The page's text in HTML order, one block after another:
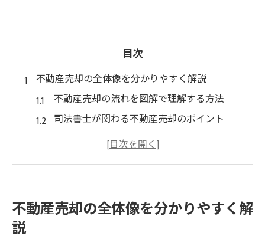
目次
不動産売却の全体像を分かりやすく解説
不動産売却の流れを図解で理解する方法
司法書士が関わる不動産売却のポイント
売主視点で見た不動産売却の全体像解説
納得できる不動産売却提案の見極め方
不動産売却提案書テンプレートの活用術
不動産売却の全体像を分かりやすく解
説